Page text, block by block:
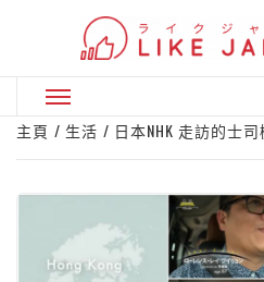
Primary
Menu
主頁 生活 日本NHK 走訪的士